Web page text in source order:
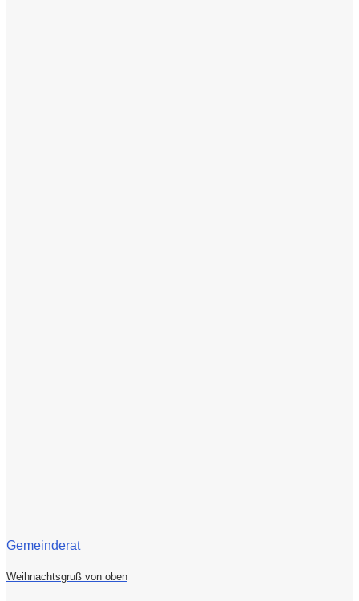
Gemeinderat
Weihnachtsgruß von oben